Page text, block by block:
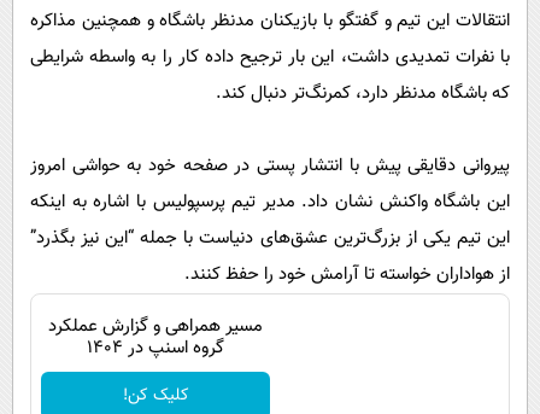
حوادث
محیط زیست
سلامت
بین الملل
اجتماعی
حیات وحش
سیاست خارجی
دانلود
انتقالات این تیم و گفتگو با بازیکنان مدنظر باشگاه و همچنین مذاکره
با نفرات تمدیدی داشت، این بار ترجیح داده کار را به واسطه شرایطی
که باشگاه مدنظر دارد، کمرنگ‌تر دنبال کند.
پیروانی دقایقی پیش با انتشار پستی در صفحه خود به حواشی امروز
این باشگاه واکنش نشان داد. مدیر تیم پرسپولیس با اشاره به اینکه
این تیم یکی از بزرگ‌ترین عشق‌های دنیاست با جمله “این نیز بگذرد”
از هواداران خواسته تا آرامش خود را حفظ کنند.
مسیر همراهی و گزارش عملکرد
گروه اسنپ در ۱۴۰۴
کلیک کن!